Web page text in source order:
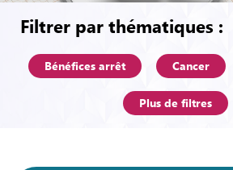
Filtrer par thématiques :
Bénéfices arrêt Cancer
Plus de filtres